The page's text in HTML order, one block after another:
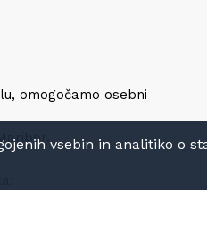
omogočamo osebni
vsebin in analitiko o